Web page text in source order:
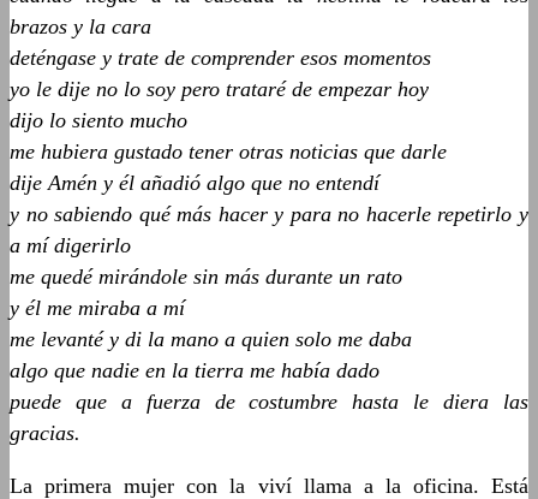
brazos y la cara
deténgase y trate de comprender esos momentos
yo le dije no lo soy pero trataré de empezar hoy
dijo lo siento mucho
me hubiera gustado tener otras noticias que darle
dije Amén y él añadió algo que no entendí
y no sabiendo qué más hacer y para no hacerle repetirlo y
a mí digerirlo
me quedé mirándole sin más durante un rato
y él me miraba a mí
me levanté y di la mano a quien solo me daba
algo que nadie en la tierra me había dado
puede que a fuerza de costumbre hasta le diera las
gracias.
La primera mujer con la viví llama a la oficina. Está